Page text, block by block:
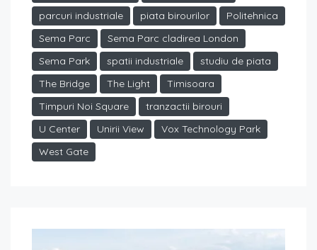
parcuri industriale
piata birourilor
Politehnica
Sema Parc
Sema Parc cladirea London
Sema Park
spatii industriale
studiu de piata
The Bridge
The Light
Timisoara
Timpuri Noi Square
tranzactii birouri
U Center
Unirii View
Vox Technology Park
West Gate